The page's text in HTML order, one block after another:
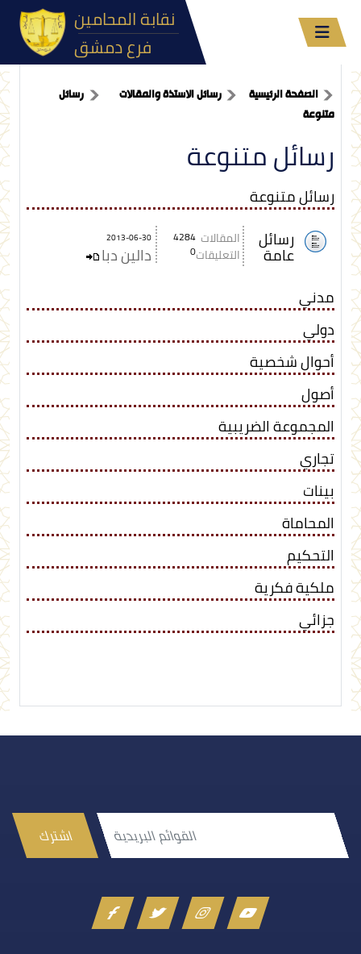
فرع دمشق
الصفحة الرئيسية رسائل الاستذة والمقالات
رسائل
متنوعة
رسائل متنوعة
رسائل متنوعة
2013-06-30
دالين دبا
4284
0
المقالات
التعليقات
رسائل
عامة
مدني
دولي
أحوال شخصية
أصول
المجموعة الضريبية
تجاري
بينات
المحاماة
التحكيم
ملكية فكرية
جزائي
اشترك